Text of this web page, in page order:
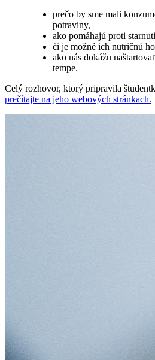
prečo by sme mali
potraviny,
ako pomáhajú proti
či je možné ich nutričnú
ako nás dokážu
tempe.
Celý rozhovor, ktorý pripravila
prečítajte na jeho webových stránkach.